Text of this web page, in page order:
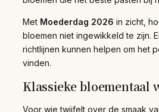
Met Moederdag 2026 in zicht,
bloemen niet ingewikkeld te zijn.
richtlijnen kunnen helpen om het
vinden.
Klassieke bloementaal
Voor wie twijfelt over de smaak